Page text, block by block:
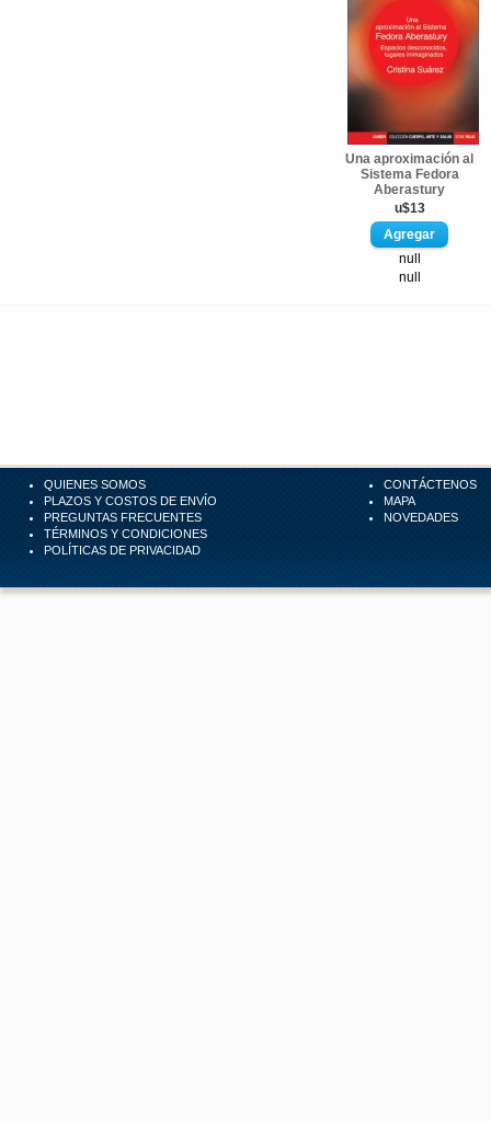
Una aproximación al
Sistema Fedora
Aberastury
u$13
null
null
QUIENES SOMOS
PLAZOS Y COSTOS DE ENVÍO
PREGUNTAS FRECUENTES
TÉRMINOS Y CONDICIONES
POLÍTICAS DE PRIVACIDAD
CONTÁCTENOS
MAPA
NOVEDADES